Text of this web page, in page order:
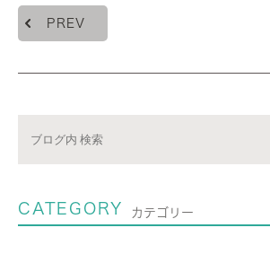
PREV
CATEGORY カテゴリー